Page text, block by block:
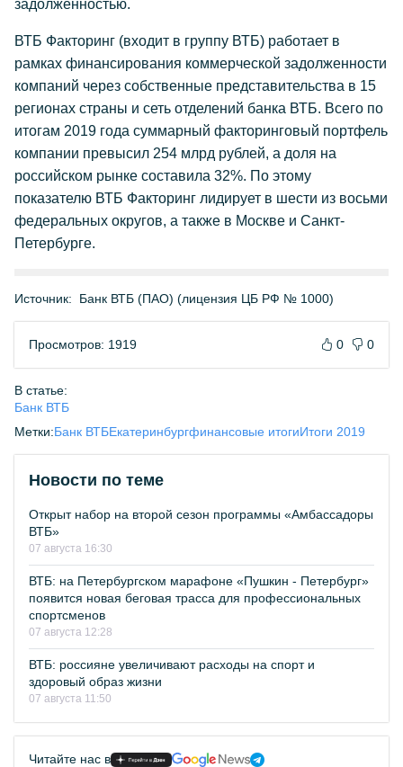
задолженностью.
ВТБ Факторинг (входит в группу ВТБ) работает в
рамках финансирования коммерческой задолженности
компаний через собственные представительства в 15
регионах страны и сеть отделений банка ВТБ. Всего по
итогам 2019 года суммарный факторинговый портфель
компании превысил 254 млрд рублей, а доля на
российском рынке составила 32%. По этому
показателю ВТБ Факторинг лидирует в шести из восьми
федеральных округов, а также в Москве и Санкт-
Петербурге.
Источник: Банк ВТБ (ПАО) (лицензия ЦБ РФ № 1000)
Просмотров: 1919 0 0
В статье:
Банк ВТБ
Метки:Банк ВТБЕкатеринбургфинансовые итогиИтоги 2019
Новости по теме
Открыт набор на второй сезон программы «Амбассадоры
ВТБ»
07 августа 16:30
ВТБ: на Петербургском марафоне «Пушкин - Петербург»
появится новая беговая трасса для профессиональных
спортсменов
07 августа 12:28
ВТБ: россияне увеличивают расходы на спорт и
здоровый образ жизни
07 августа 11:50
Читайте нас в